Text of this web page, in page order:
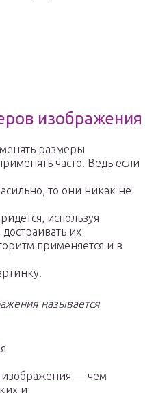
изображения
размеры
часто. Ведь если
то они никак не
используя
их
применяется и в
называется
изображения — чем
и